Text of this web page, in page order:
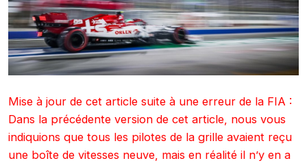
Mise à jour de cet article suite à une erreur de la FIA :
Dans la précédente version de cet article, nous vous
indiquions que tous les pilotes de la grille avaient reçu
une boîte de vitesses neuve, mais en réalité il n’y en a